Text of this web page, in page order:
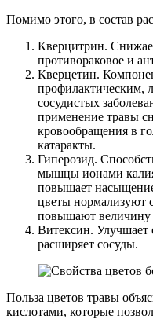
Помимо этого, в состав
Кверцитрин.
противораковое и
Кверцетин.
профилактическим,
сосудистых
применение травы
кровообращения в
катаракты.
Гиперозид.
мышцы ионами
повышает
цветы нормализуют
повышают величину
Витексин. Улучшает
расширяет сосуды.
Польза цветов травы
кислотами, которые